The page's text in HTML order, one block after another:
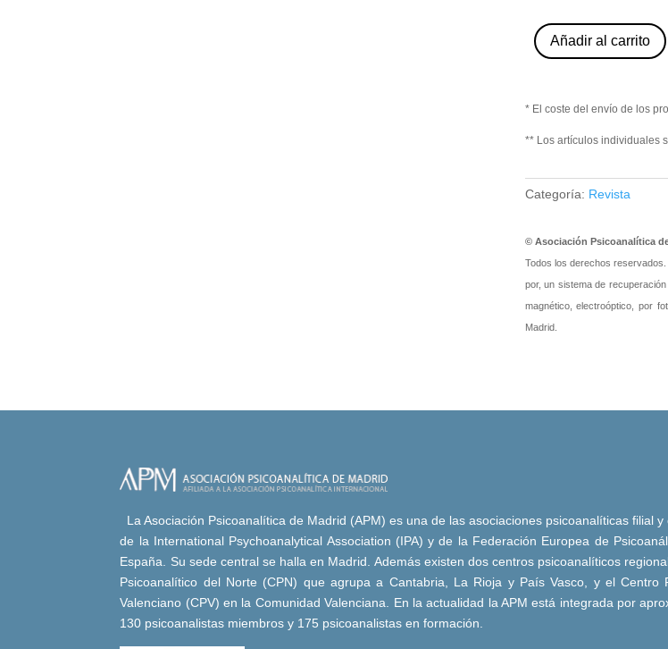
un
objeto
ideal
riesgos.
Marion.
(nº
cantidad
(nº
99)
cantidad
sobre
el
psicoanálisis
Fessart
99)
psicoanalista
en
la
Guignard
99)
Añadir al carrito
* El coste del envío de los
** Los artículos individuales
Categoría: Revista
© Asociación Psicoanalítica
Todos los derechos
por, un sistema de
magnético, electroóptico, por
Madrid.
La Asociación Psicoanalítica de Madrid (APM) es una de las asociaciones psicoanalíticas filial y
de la International Psychoanalytical Association (IPA) y de la Federación Europea de
España. Su sede central se halla en Madrid. Además existen dos centros psicoanalíticos
Psicoanalítico del Norte (CPN) que agrupa a Cantabria, La Rioja y País Vasco, y el Centro
Valenciano (CPV) en la Comunidad Valenciana. En la actualidad la APM está integrada por
130 psicoanalistas miembros y 175 psicoanalistas en formación.